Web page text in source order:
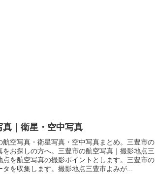
真｜衛星・空中写真
航空写真・衛星写真・空中写真まとめ。三豊市の
をお探しの方へ。三豊市の航空写真｜撮影地点三
点を航空写真の撮影ポイントとします。三豊市の
タを収集します。撮影地点三豊市よみが...